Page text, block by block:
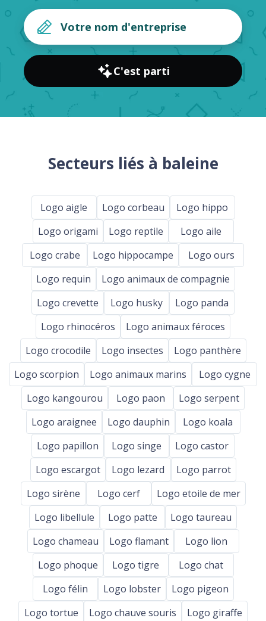
C'est parti
Secteurs liés à baleine
Logo aigle Logo corbeau
Logo hippo
Logo origami
Logo reptile
Logo aile
Logo crabe
Logo hippocampe
Logo ours
Logo requin
Logo animaux de compagnie
Logo crevette
Logo husky
Logo panda
Logo rhinocéros
Logo animaux féroces
Logo crocodile
Logo insectes
Logo panthère
Logo scorpion
Logo animaux marins
Logo cygne
Logo kangourou
Logo paon
Logo serpent
Logo araignee
Logo dauphin
Logo koala
Logo papillon
Logo singe
Logo castor
Logo escargot
Logo lezard
Logo parrot
Logo sirène
Logo cerf
Logo etoile de mer
Logo libellule
Logo patte
Logo taureau
Logo chameau
Logo flamant
Logo lion
Logo phoque
Logo tigre
Logo chat
Logo félin
Logo lobster
Logo pigeon
Logo tortue
Logo chauve souris
Logo giraffe